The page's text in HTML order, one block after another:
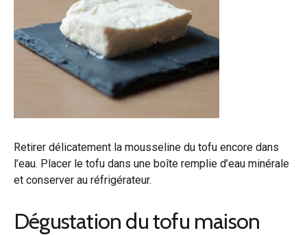
Retirer délicatement la mousseline du tofu encore dans
l’eau. Placer le tofu dans une boîte remplie d’eau minérale
et conserver au réfrigérateur.
Dégustation du tofu maison